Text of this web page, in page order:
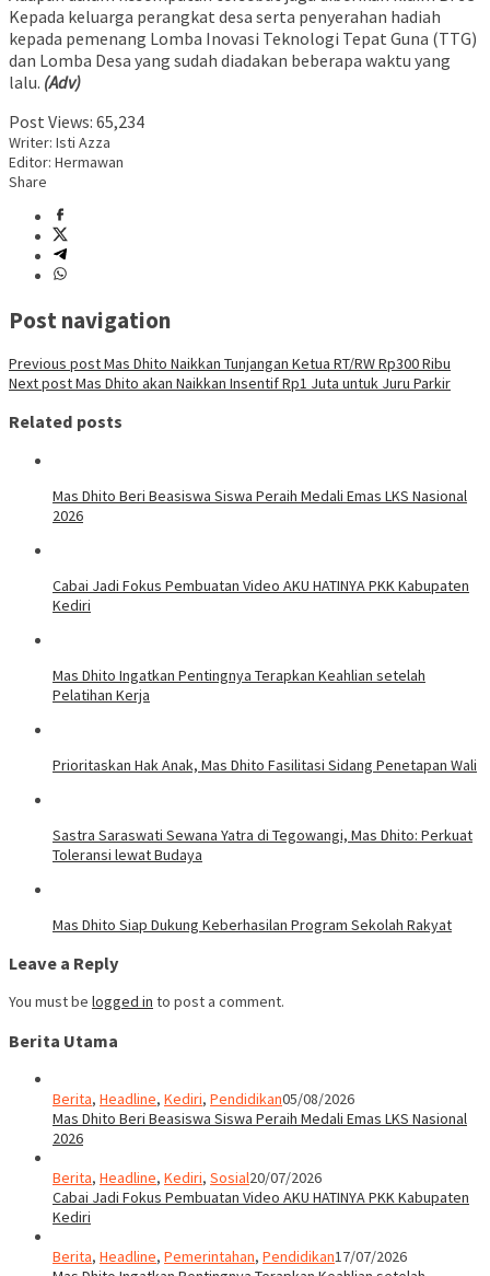
Kepada keluarga perangkat desa serta penyerahan hadiah
kepada pemenang Lomba Inovasi Teknologi Tepat Guna (TTG)
dan Lomba Desa yang sudah diadakan beberapa waktu yang
lalu. (Adv)
Post Views: 65,234
Writer: Isti Azza
Editor: Hermawan
Share
Post navigation
Previous postMas Dhito Naikkan Tunjangan Ketua RT/RW Rp300 Ribu
Next postMas Dhito akan Naikkan Insentif Rp1 Juta untuk Juru Parkir
Related posts
Mas Dhito Beri Beasiswa Siswa Peraih Medali Emas LKS Nasional
2026
Cabai Jadi Fokus Pembuatan Video AKU HATINYA PKK Kabupaten
Kediri
Mas Dhito Ingatkan Pentingnya Terapkan Keahlian setelah
Pelatihan Kerja
Prioritaskan Hak Anak, Mas Dhito Fasilitasi Sidang Penetapan Wali
Sastra Saraswati Sewana Yatra di Tegowangi, Mas Dhito: Perkuat
Toleransi lewat Budaya
Mas Dhito Siap Dukung Keberhasilan Program Sekolah Rakyat
Leave a Reply
You must be logged in to post a comment.
Berita Utama
Berita, Headline, Kediri, Pendidikan05/08/2026
Mas Dhito Beri Beasiswa Siswa Peraih Medali Emas LKS Nasional
2026
Berita, Headline, Kediri, Sosial20/07/2026
Cabai Jadi Fokus Pembuatan Video AKU HATINYA PKK Kabupaten
Kediri
Berita, Headline, Pemerintahan, Pendidikan17/07/2026